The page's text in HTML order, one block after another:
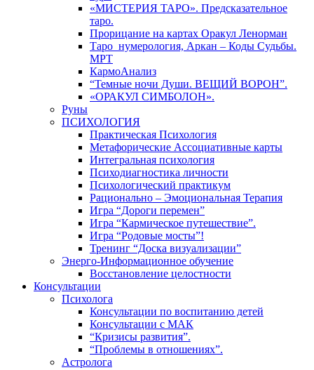
«МИСТЕРИЯ ТАРО». Предсказательное
таро.
Прорицание на картах Оракул Ленорман
Таро_нумерология, Аркан – Коды Судьбы.
МРТ
КармоАнализ
“Темные ночи Души. ВЕЩИЙ ВОРОН”.
«ОРАКУЛ СИМБОЛОН».
Руны
ПСИХОЛОГИЯ
Практическая Психология
Метафорические Ассоциативные карты
Интегральная психология
Психодиагностика личности
Психологический практикум
Рационально – Эмоциональная Терапия
Игра “Дороги перемен”
Игра “Кармическое путешествие”.
Игра “Родовые мосты”!
Тренинг “Доска визуализации”
Энерго-Информационное обучение
Восстановление целостности
Консультации
Психолога
Консультации по воспитанию детей
Консультации с МАК
“Кризисы развития”.
“Проблемы в отношениях”.
Астролога